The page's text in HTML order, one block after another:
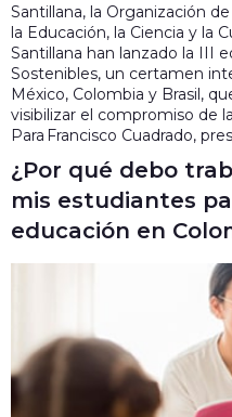
Santillana, la Organización
la Educación, la Ciencia y la
Santillana han lanzado la III
Sostenibles, un certamen
México, Colombia y Brasil,
visibilizar el compromiso de
Para Francisco Cuadrado,
¿Por qué debo
mis estudiantes
educación en